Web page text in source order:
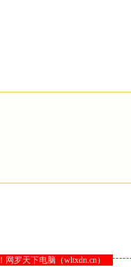
罗天下电脑（wltxdn.cn）